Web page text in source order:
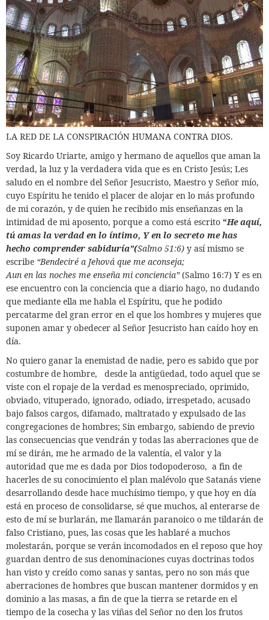
LA RED DE LA CONSPIRACIÓN HUMANA CONTRA DIOS.
Soy Ricardo Uriarte, amigo y hermano de aquellos que aman la
verdad, la luz y la verdadera vida que es en Cristo Jesús; Les
saludo en el nombre del Señor Jesucristo, Maestro y Señor mío,
cuyo Espíritu he tenido el placer de alojar en lo más profundo
de mi corazón, y de quien he recibido mis enseñanzas en la
intimidad de mi aposento, porque a como está escrito “He aquí,
tú amas la verdad en lo íntimo, Y en lo secreto me has
hecho comprender sabiduría”(Salmo 51:6) y así mismo se
escribe “Bendeciré a Jehová que me aconseja;
Aun en las noches me enseña mi conciencia”(Salmo 16:7) Y es en
ese encuentro con la conciencia que a diario hago, no dudando
que mediante ella me habla el Espíritu, que he podido
percatarme del gran error en el que los hombres y mujeres que
suponen amar y obedecer al Señor Jesucristo han caído hoy en
día.
No quiero ganar la enemistad de nadie, pero es sabido que por
costumbre de hombre,
desde la antigüedad, todo aquel que se
viste con el ropaje de la verdad es menospreciado, oprimido,
obviado, vituperado, ignorado, odiado, irrespetado, acusado
bajo falsos cargos, difamado, maltratado y expulsado de las
congregaciones de hombres; Sin embargo, sabiendo de previo
las consecuencias que vendrán y todas las aberraciones que de
mí se dirán, me he armado de la valentía, el valor y la
autoridad que me es dada por Dios todopoderoso, a fin de
hacerles de su conocimiento el plan malévolo que Satanás viene
desarrollando desde hace muchísimo tiempo, y que hoy en día
está en proceso de consolidarse, sé que muchos, al enterarse de
esto de mí se burlarán, me llamarán paranoico o me tildarán de
falso Cristiano, pues, las cosas que les hablaré a muchos
molestarán, porque se verán incomodados en el reposo que hoy
guardan dentro de sus denominaciones cuyas doctrinas todos
han visto y creído como sanas y santas, pero no son más que
aberraciones de hombres que buscan mantener dormidos y en
dominio a las masas, a fin de que la tierra se retarde en el
tiempo de la cosecha y las viñas del Señor no den los frutos